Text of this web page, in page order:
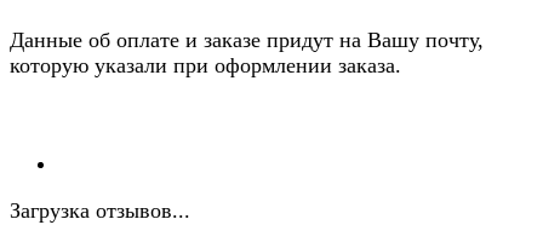
Данные об оплате и заказе придут на Вашу почту,
которую указали при оформлении заказа.
Загрузка отзывов...